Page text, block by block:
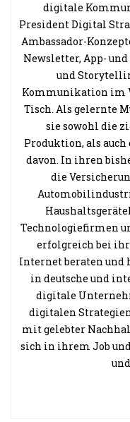
digitale
President Digital
Ambassador-
Newsletter, App-
und
Kommunikation im
Tisch. Als gelernte
sie sowohl die
Produktion, als
davon. In ihren
die
Technologiefirmen
erfolgreich bei
Internet beraten und
in deutsche und
digitale
digitalen
mit gelebter
sich in ihrem Job